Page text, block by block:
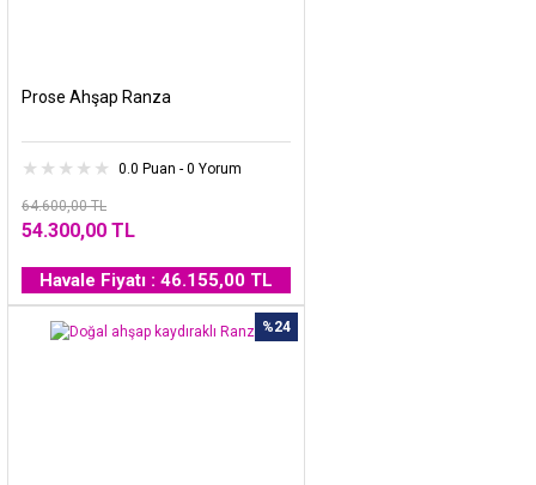
Prose Ahşap Ranza
0.0 Puan - 0 Yorum
64.600,00 TL
54.300,00 TL
Havale Fiyatı : 46.155,00 TL
%24